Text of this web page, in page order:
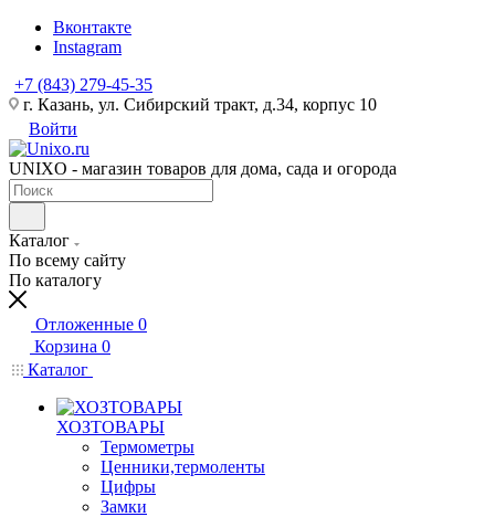
Вконтакте
Instagram
+7 (843) 279-45-35
г. Казань, ул. Сибирский тракт, д.34, корпус 10
Войти
UNIXO - магазин товаров для дома, сада и огорода
Каталог
По всему сайту
По каталогу
Отложенные 0
Корзина 0
Каталог
ХОЗТОВАРЫ
Термометры
Ценники,термоленты
Цифры
Замки